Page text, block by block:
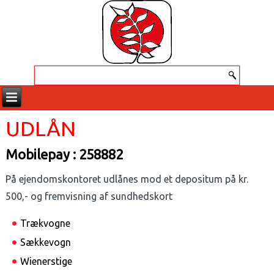
UDLÅN
Mobilepay : 258882
På ejendomskontoret udlånes mod et depositum på kr.
500,- og fremvisning af sundhedskort
Trækvogne
Sækkevogn
Wienerstige